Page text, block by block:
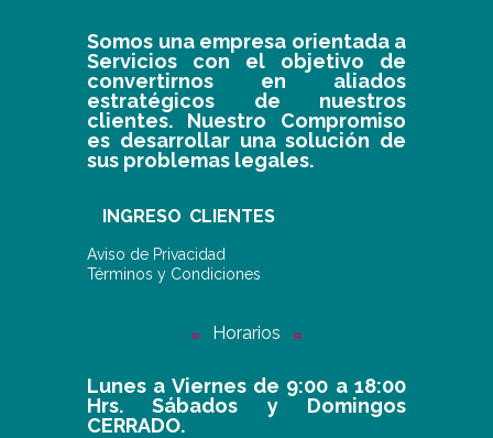
Somos una empresa orientada a
Servicios con el objetivo de
convertirnos en aliados
estratégicos de nuestros
clientes. Nuestro Compromiso
es desarrollar una solución de
sus problemas legales.
INGRESO CLIENTES
Aviso de Privacidad
Términos y Condiciones
Horarios
Lunes a Viernes de 9:00 a 18:00
Hrs. Sábados y Domingos
CERRADO.